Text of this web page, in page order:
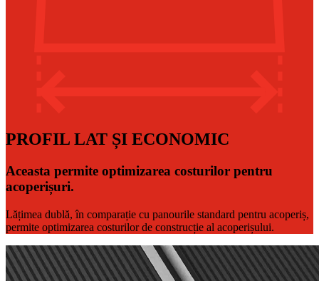
PROFIL LAT ȘI ECONOMIC
Aceasta permite optimizarea costurilor pentru
acoperișuri.
Lățimea dublă, în comparație cu panourile standard pentru acoperiș,
permite optimizarea costurilor de construcție al acoperișului.